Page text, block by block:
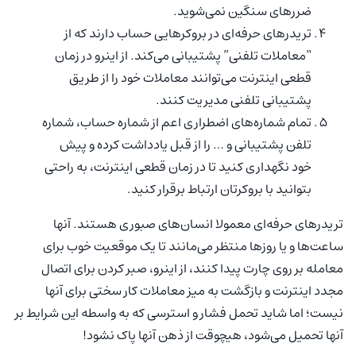
ضررهای سنگین نمی‌شوید.
تریدرهای حرفه‌ای در بروکرهایی حساب دارند که از
“معاملات تلفنی” پشتیبانی می‌کند. از اینرو در زمان
قطعی اینترنت می‌توانند معاملات خود را از طریق
پشتیبانی تلفنی مدیریت کنند.
تمام شماره‌های اضطراری اعم از شماره حساب، شماره
تلفن پشتیبانی و … را از قبل یادداشت کرده و پیش
خود نگهداری کنید تا در زمان قطعی اینترنت، به راحتی
بتوانید با بروکرتان ارتباط برقرار کنید.
تریدرهای حرفه‌ای معمولا انسان‌های صبوری هستند. آنها
ساعت‌ها و یا روزها منتظر می‌مانند تا یک موقعیت خوب برای
معامله بر روی چارت پیدا کنند، از اینرو، صبر کردن برای اتصال
مجدد اینترنت و بازگشت به میز معاملات کار سختی برای آنها
نیست؛ اما شاید تحمل فشار و استرسی که به واسطه این شرایط بر
آنها تحمیل می‌شود، هیچوقت از ذهن آنها پاک نشود!